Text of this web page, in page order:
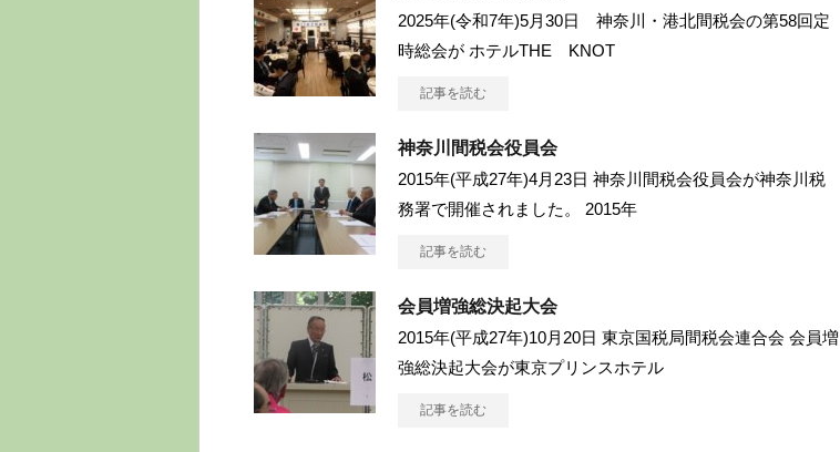
2025年(令和7年)5月30日 神奈川・港北間税会の第58回定
時総会が ホテルTHE KNOT
記事を読む
神奈川間税会役員会
2015年(平成27年)4月23日 神奈川間税会役員会が神奈川税
務署で開催されました。 2015年
記事を読む
会員増強総決起大会
2015年(平成27年)10月20日 東京国税局間税会連合会 会員増
強総決起大会が東京プリンスホテル
記事を読む